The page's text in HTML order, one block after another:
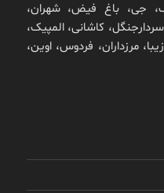
جی، باغ فیض، شهران،
کاشانی، المپیک،
مرزداران، فردوس، اوین،